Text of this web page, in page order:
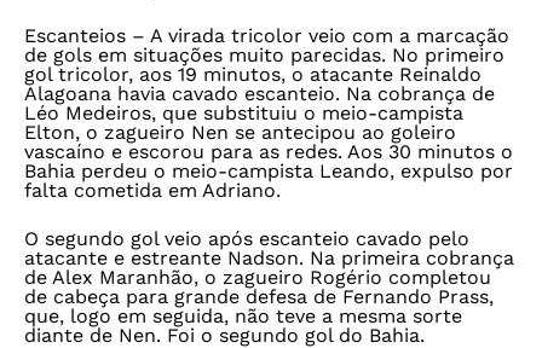
Escanteios – A virada tricolor veio com a marcação
de gols em situações muito parecidas. No primeiro
gol tricolor, aos 19 minutos, o atacante Reinaldo
Alagoana havia cavado escanteio. Na cobrança de
Léo Medeiros, que substituiu o meio-campista
Elton, o zagueiro Nen se antecipou ao goleiro
vascaíno e escorou para as redes. Aos 30 minutos o
Bahia perdeu o meio-campista Leando, expulso por
falta cometida em Adriano.
O segundo gol veio após escanteio cavado pelo
atacante e estreante Nadson. Na primeira cobrança
de Alex Maranhão, o zagueiro Rogério completou
de cabeça para grande defesa de Fernando Prass,
que, logo em seguida, não teve a mesma sorte
diante de Nen. Foi o segundo gol do Bahia.